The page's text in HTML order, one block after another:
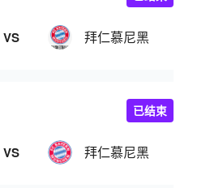
VS 拜仁慕尼黑
VS 拜仁慕尼黑
已结束